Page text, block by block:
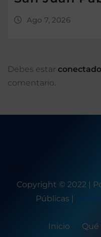
Ago 7, 2026
Debes estar conectado
comentario.
Copyright © 2022 |
Públicas |
Inicio Qué